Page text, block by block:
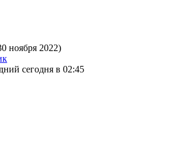
ноября 2022)
сегодня в 02:45